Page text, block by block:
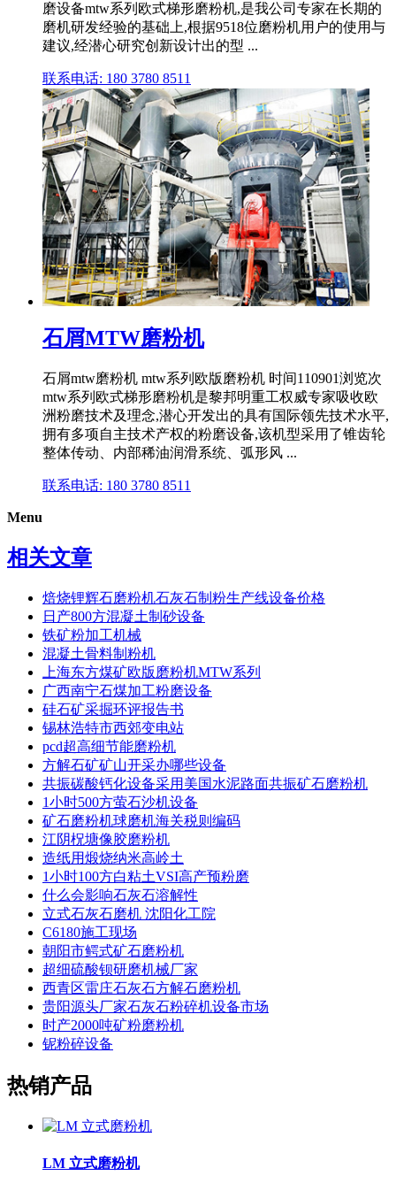
磨设备mtw系列欧式梯形磨粉机,是我公司专家在长期的
磨机研发经验的基础上,根据9518位磨粉机用户的使用与
建议,经潜心研究创新设计出的型 ...
联系电话: 180 3780 8511
石屑MTW磨粉机
石屑mtw磨粉机 mtw系列欧版磨粉机 时间110901浏览次
mtw系列欧式梯形磨粉机是黎邦明重工权威专家吸收欧
洲粉磨技术及理念,潜心开发出的具有国际领先技术水平,
拥有多项自主技术产权的粉磨设备,该机型采用了锥齿轮
整体传动、内部稀油润滑系统、弧形风 ...
联系电话: 180 3780 8511
Menu
相关文章
焙烧锂辉石磨粉机石灰石制粉生产线设备价格
日产800方混凝土制砂设备
铁矿粉加工机械
混凝土骨料制粉机
上海东方煤矿欧版磨粉机MTW系列
广西南宁石煤加工粉磨设备
硅石矿采掘环评报告书
锡林浩特市西郊变电站
pcd超高细节能磨粉机
方解石矿矿山开采办哪些设备
共振碳酸钙化设备采用美国水泥路面共振矿石磨粉机
1小时500方萤石沙机设备
矿石磨粉机球磨机海关税则编码
江阴柷塘像胶磨粉机
造纸用煅烧纳米高岭土
1小时100方白粘土VSI高产预粉磨
什么会影响石灰石溶解性
立式石灰石磨机 沈阳化工院
C6180施工现场
朝阳市鳄式矿石磨粉机
超细硫酸钡研磨机械厂家
西青区雷庄石灰石方解石磨粉机
贵阳源头厂家石灰石粉碎机设备市场
时产2000吨矿粉磨粉机
铌粉碎设备
热销产品
LM 立式磨粉机